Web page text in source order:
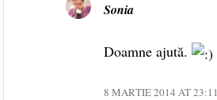
Sonia
Doamne ajută.
8 MARTIE 2014 AT 23:11